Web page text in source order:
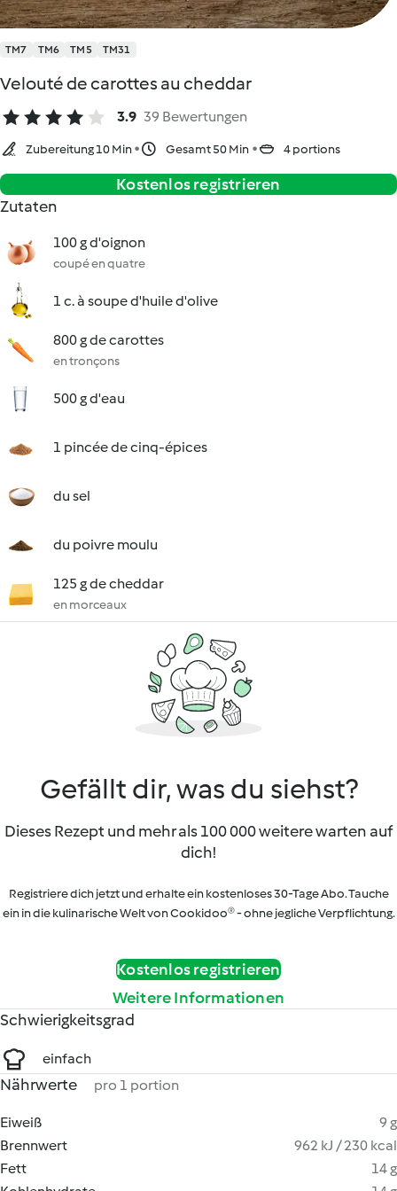
TM7 TM6 TM5 TM31
Velouté de carottes au cheddar
3.9 39 Bewertungen
Zubereitung 10 Min Gesamt 50 Min 4 portions
Kostenlos registrieren
Zutaten
100 g d'oignon
coupé en quatre
1 c. à soupe d'huile d'olive
800 g de carottes
en tronçons
500 g d'eau
1 pincée de cinq-épices
du sel
du poivre moulu
125 g de cheddar
en morceaux
Gefällt dir, was du siehst?
Dieses Rezept und mehr als 100 000 weitere warten auf
dich!
Registriere dich jetzt und erhalte ein kostenloses 30-Tage Abo. Tauche
ein in die kulinarische Welt von Cookidoo® - ohne jegliche Verpflichtung.
Kostenlos registrieren
Weitere Informationen
Schwierigkeitsgrad
einfach
Nährwerte pro 1 portion
Eiweiß
9 g
Brennwert
962 kJ / 230 kcal
Fett
14 g